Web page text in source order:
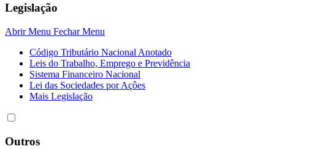
Legislação
Abrir Menu Fechar Menu
Código Tributário Nacional Anotado
Leis do Trabalho, Emprego e Previdência
Sistema Financeiro Nacional
Lei das Sociedades por Açôes
Mais Legislação
Outros